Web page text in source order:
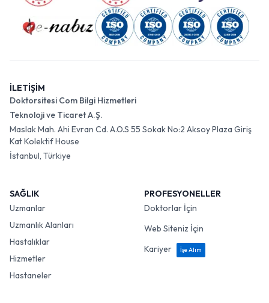
İLETİŞİM
Doktorsitesi Com Bilgi Hizmetleri
Teknoloji ve Ticaret A.Ş.
Maslak Mah. Ahi Evran Cd. A.O.S 55 Sokak No:2 Aksoy Plaza Giriş
Kat Kolektif House
İstanbul, Türkiye
SAĞLIK
Uzmanlar
Uzmanlık Alanları
Hastalıklar
Hizmetler
Hastaneler
PROFESYONELLER
Doktorlar İçin
Web Siteniz İçin
Kariyer
İşe Alım